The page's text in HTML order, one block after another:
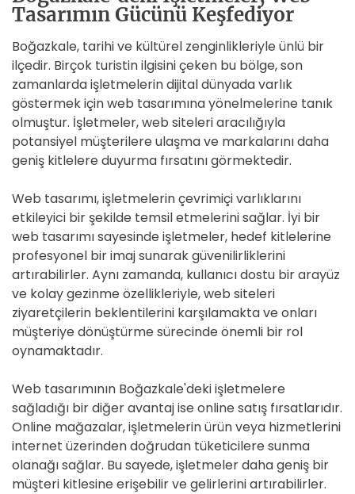
Tasarımın Gücünü Keşfediyor
Boğazkale, tarihi ve kültürel zenginlikleriyle ünlü bir
ilçedir. Birçok turistin ilgisini çeken bu bölge, son
zamanlarda işletmelerin dijital dünyada varlık
göstermek için web tasarımına yönelmelerine tanık
olmuştur. İşletmeler, web siteleri aracılığıyla
potansiyel müşterilere ulaşma ve markalarını daha
geniş kitlelere duyurma fırsatını görmektedir.
Web tasarımı, işletmelerin çevrimiçi varlıklarını
etkileyici bir şekilde temsil etmelerini sağlar. İyi bir
web tasarımı sayesinde işletmeler, hedef kitlelerine
profesyonel bir imaj sunarak güvenilirliklerini
artırabilirler. Aynı zamanda, kullanıcı dostu bir arayüz
ve kolay gezinme özellikleriyle, web siteleri
ziyaretçilerin beklentilerini karşılamakta ve onları
müşteriye dönüştürme sürecinde önemli bir rol
oynamaktadır.
Web tasarımının Boğazkale'deki işletmelere
sağladığı bir diğer avantaj ise online satış fırsatlarıdır.
Online mağazalar, işletmelerin ürün veya hizmetlerini
internet üzerinden doğrudan tüketicilere sunma
olanağı sağlar. Bu sayede, işletmeler daha geniş bir
müşteri kitlesine erişebilir ve gelirlerini artırabilirler.